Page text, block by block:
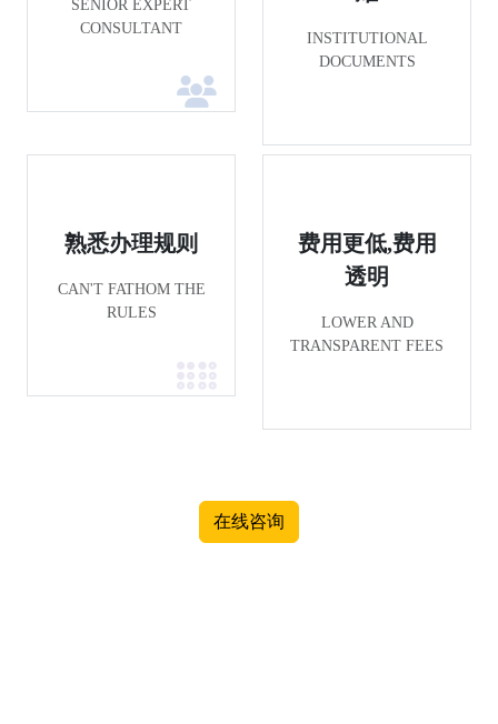
SENIOR EXPERT
CONSULTANT
INSTITUTIONAL
DOCUMENTS
熟悉办理规则
CAN'T FATHOM THE
RULES
费用更低,费用
透明
LOWER AND
TRANSPARENT FEES
在线咨询